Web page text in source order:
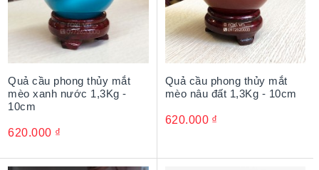
Quả cầu phong thủy mắt
mèo xanh nước 1,3Kg -
10cm
620.000 ₫
Quả cầu phong thủy mắt
mèo nâu đất 1,3Kg - 10cm
620.000 ₫